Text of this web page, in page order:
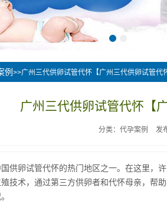
例 >>广州三代供卵试管代怀【广州三代供卵试管代
广州三代供卵试管代怀【
分类：代孕案例 发
供卵试管代怀的热门地区之一。在这里，
技术，通过第三方供卵者和代怀母亲，帮